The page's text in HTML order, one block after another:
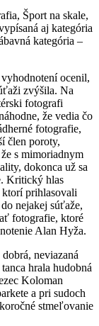
Šport na skale,
aj kategória
kategória –
ocenil,
zvýšila. Na
fotografi
že vedia čo
fotografie,
člen poroty,
s mimoriadnym
dokonca už sa
Kritický hlas
prihlasovali
nejakej súťaže,
fotografie, ktoré
Alan Hyža.
neviazaná
hrala hudobná
Koloman
a pri sudoch
stmeľovanie